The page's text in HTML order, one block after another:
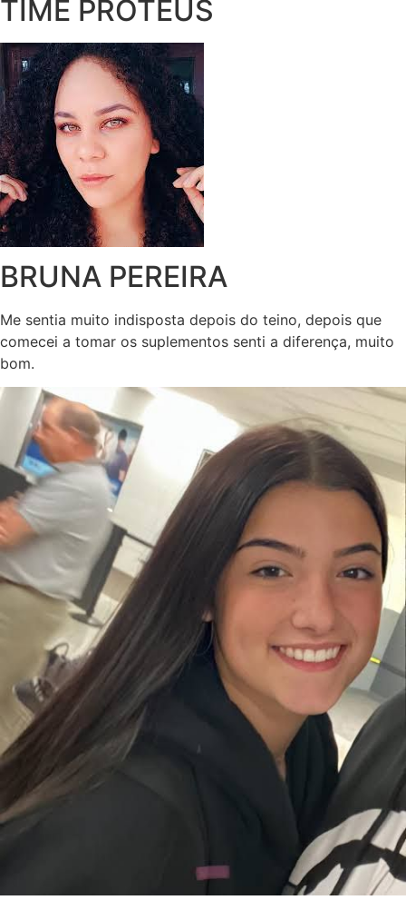
TIME PROTEUS
BRUNA PEREIRA
Me sentia muito indisposta depois do teino, depois que
comecei a tomar os suplementos senti a diferença, muito
bom.